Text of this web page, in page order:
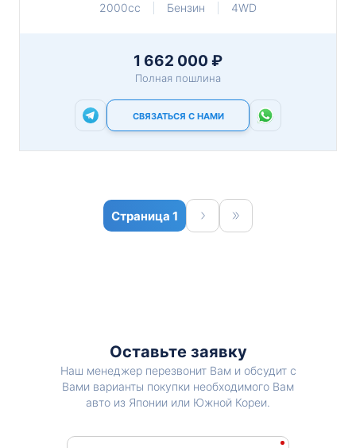
2000cc
Бензин 4WD
1 662 000 ₽
Полная пошлина
СВЯЗАТЬСЯ С НАМИ
1
Оставьте заявку
Наш менеджер перезвонит Вам и обсудит с
Вами варианты покупки необходимого Вам
авто из Японии или Южной Кореи.